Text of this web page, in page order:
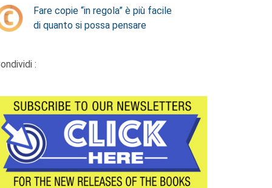
Fare copie “in regola” è più facile
di quanto si possa pensare
: